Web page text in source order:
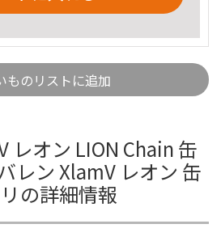
ものリストに追加
レオン LION Chain 缶
レン XlamV レオン 缶
の詳細情報